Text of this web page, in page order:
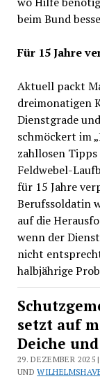
beim Bund
Für 15 Jahre
Aktuell packt
dreimonatigen
Dienstgrade
schmöckert im
zahllosen
Feldwebel-
für 15 Jahre
Berufssoldatin
auf die
wenn der
nicht
halbjährige
setzt auf
Deiche
29. DEZEMBER 2025
UND